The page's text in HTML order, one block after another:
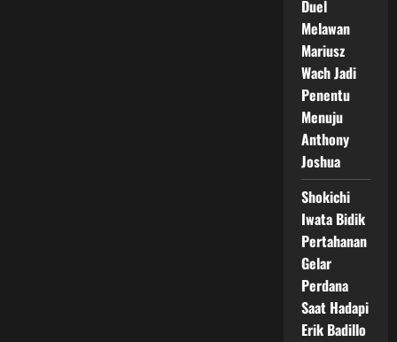
Duel
Melawan
Mariusz
Wach Jadi
Penentu
Menuju
Anthony
Joshua
Shokichi
Iwata Bidik
Pertahanan
Gelar
Perdana
Saat Hadapi
Erik Badillo